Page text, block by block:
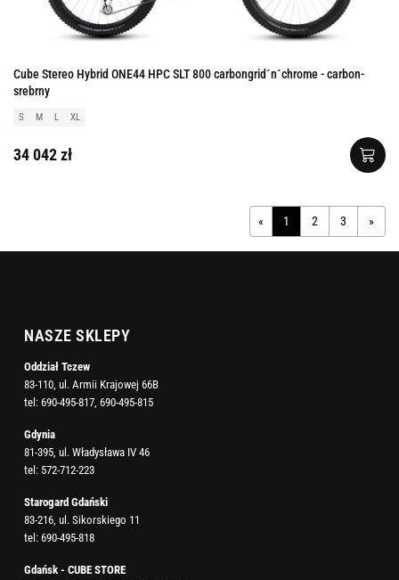
Cube Stereo Hybrid ONE44 HPC SLT 800 carbongrid´n´chrome - carbon-
srebrny
S M L XL
34 042 zł
« 1 2 3 »
NASZE SKLEPY
Oddział Tczew
83-110, ul. Armii Krajowej 66B
tel: 690-495-817, 690-495-815
Gdynia
81-395, ul. Władysława IV 46
tel: 572-712-223
Starogard Gdański
83-216, ul. Sikorskiego 11
tel: 690-495-818
Gdańsk - CUBE STORE